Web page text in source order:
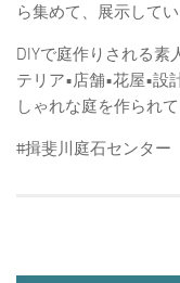
ら集めて、展示してい
DIYで庭作りされる素
テリア•店舗•花屋•設
しゃれな庭を作られて
#揖斐川庭石センター